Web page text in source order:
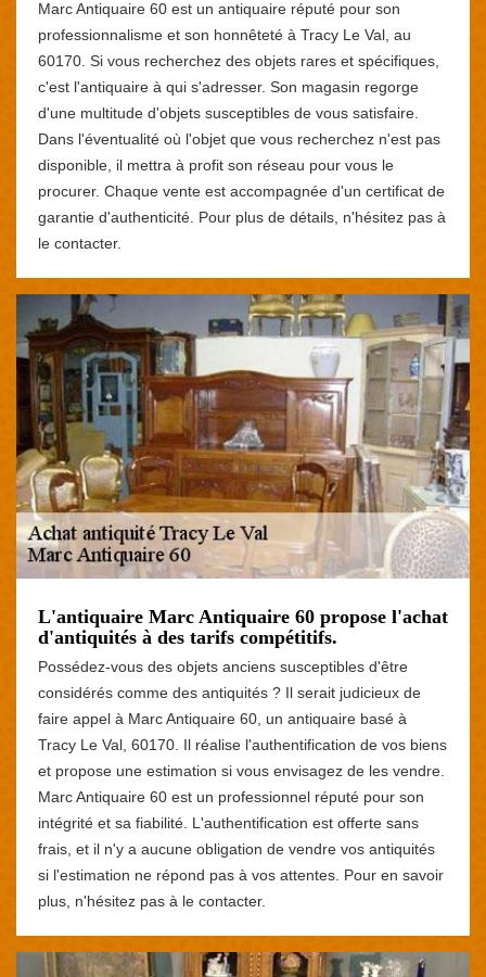
Marc Antiquaire 60 est un antiquaire réputé pour son
professionnalisme et son honnêteté à Tracy Le Val, au
60170. Si vous recherchez des objets rares et spécifiques,
c'est l'antiquaire à qui s'adresser. Son magasin regorge
d'une multitude d'objets susceptibles de vous satisfaire.
Dans l'éventualité où l'objet que vous recherchez n'est pas
disponible, il mettra à profit son réseau pour vous le
procurer. Chaque vente est accompagnée d'un certificat de
garantie d'authenticité. Pour plus de détails, n'hésitez pas à
le contacter.
L'antiquaire Marc Antiquaire 60 propose l'achat
d'antiquités à des tarifs compétitifs.
Possédez-vous des objets anciens susceptibles d'être
considérés comme des antiquités ? Il serait judicieux de
faire appel à Marc Antiquaire 60, un antiquaire basé à
Tracy Le Val, 60170. Il réalise l'authentification de vos biens
et propose une estimation si vous envisagez de les vendre.
Marc Antiquaire 60 est un professionnel réputé pour son
intégrité et sa fiabilité. L'authentification est offerte sans
frais, et il n'y a aucune obligation de vendre vos antiquités
si l'estimation ne répond pas à vos attentes. Pour en savoir
plus, n'hésitez pas à le contacter.